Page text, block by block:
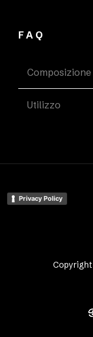
FAQ
Composizione
Utilizzo
Privacy Policy